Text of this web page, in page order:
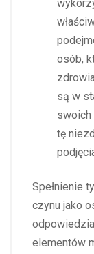
osób,
są w
swoich
tę
Spełnienie
czynu jako
elementów